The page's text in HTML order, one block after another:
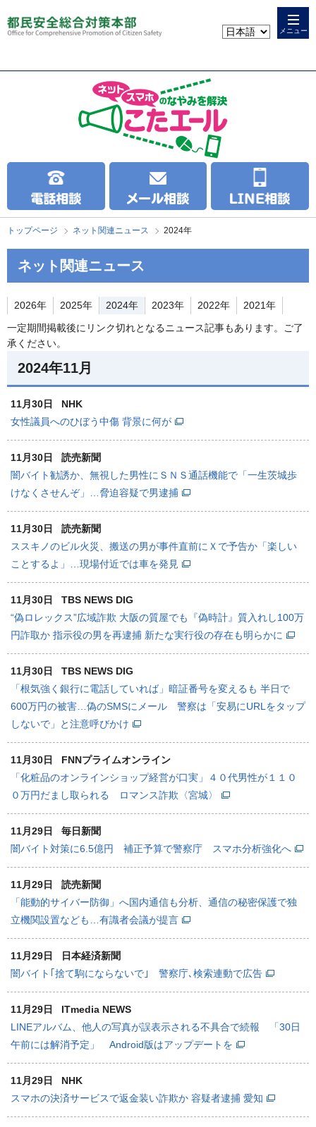
文
へ
キ
メニュー
こ
か
本
トップページ ネット関連ニュース 2024年
ネット関連ニュース
2026年 2025年 2024年 2023年 2022年
2021年
一定期間掲載後にリンク切れとなるニュース記事もあります。ご了
承ください。
2024年11月
11月30日
NHK
女性議員へのひぼう中傷 背景に何が
11月30日
読売新聞
闇バイト勧誘か、無視した男性にＳＮＳ通話機能で「一生茨城歩
けなくさせんぞ」…脅迫容疑で男逮捕
11月30日
読売新聞
ススキノのビル火災、搬送の男が事件直前にＸで予告か「楽しい
ことするよ」…現場付近では車を発見
11月30日
TBS NEWS DIG
“偽ロレックス”広域詐欺 大阪の質屋でも『偽時計』質入れし100万
円詐取か 指示役の男を再逮捕 新たな実行役の存在も明らかに
11月30日
TBS NEWS DIG
「根気強く銀行に電話していれば」暗証番号を変えるも 半日で
600万円の被害…偽のSMSにメール 警察は「安易にURLをタップ
しないで」と注意呼びかけ
11月30日
FNNプライムオンライン
「化粧品のオンラインショップ経営が口実」４０代男性が１１０
０万円だまし取られる ロマンス詐欺〈宮城〉
11月29日
毎日新聞
闇バイト対策に6.5億円 補正予算で警察庁 スマホ分析強化へ
11月29日
読売新聞
「能動的サイバー防御」へ国内通信も分析、通信の秘密保護で独
立機関設置なども…有識者会議が提言
11月29日
日本経済新聞
闇バイト｢捨て駒にならないで｣ 警察庁､検索連動で広告
11月29日
ITmedia NEWS
LINEアルバム、他人の写真が誤表示される不具合で続報 「30日
午前には解消予定」 Android版はアップデートを
11月29日
NHK
スマホの決済サービスで返金装い詐欺か 容疑者逮捕 愛知